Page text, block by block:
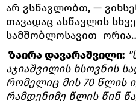
არ ვსწავლობთ, —
თავადაც ასწავლის
სამშობლოსავით
ზაირა დავარაშვილი:
აჯიაშვილის ხსოვნის
რომელიც მის 70 წლის
რამდენიმე წლის წინ